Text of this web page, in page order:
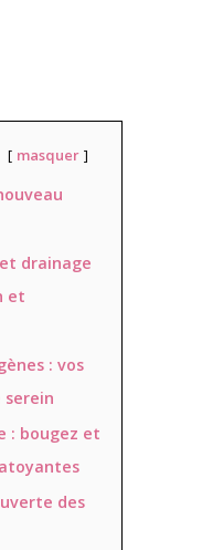
masquer
drainage
et
: vos
serein
: bougez et
des